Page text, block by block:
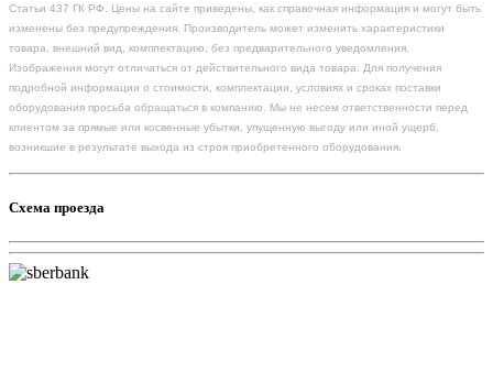
Статьи 437 ГК РФ. Цены на сайте приведены, как справочная информация и могут быть
изменены без предупреждения. Производитель может изменить характеристики
товара, внешний вид, комплектацию, без предварительного уведомления.
Изображения могут отличаться от действительного вида товара. Для получения
подробной информации о стоимости, комплектации, условиях и сроках поставки
оборудования просьба обращаться в компанию. Мы не несем ответственности перед
клиентом за прямые или косвенные убытки, упущенную выгоду или иной ущерб,
возникшие в результате выхода из строя приобретенного оборудования.
Схема проезда